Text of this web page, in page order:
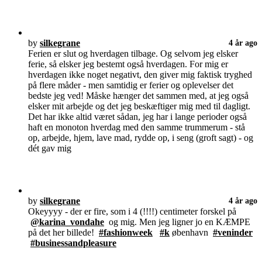
by silkegrane 4 år ago
Ferien er slut og hverdagen tilbage. Og selvom jeg elsker
ferie, så elsker jeg bestemt også hverdagen. For mig er
hverdagen ikke noget negativt, den giver mig faktisk tryghed
på flere måder - men samtidig er ferier og oplevelser det
bedste jeg ved! Måske hænger det sammen med, at jeg også
elsker mit arbejde og det jeg beskæftiger mig med til dagligt.
Det har ikke altid været sådan, jeg har i lange perioder også
haft en monoton hverdag med den samme trummerum - stå
op, arbejde, hjem, lave mad, rydde op, i seng (groft sagt) - og
dét gav mig
by silkegrane 4 år ago
Okeyyyy - der er fire, som i 4 (!!!!) centimeter forskel på
@karina_vondahe og mig. Men jeg ligner jo en KÆMPE
på det her billede! #fashionweek #k øbenhavn #veninder
#businessandpleasure